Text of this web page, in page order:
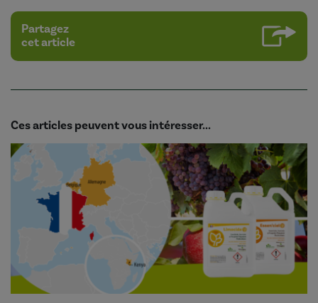
Partagez
cet article
Ces articles peuvent vous intéresser...